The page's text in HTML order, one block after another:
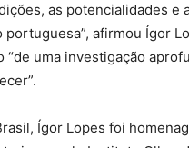
as potencialidades e
afirmou Ígor
uma investigação
Ígor Lopes foi